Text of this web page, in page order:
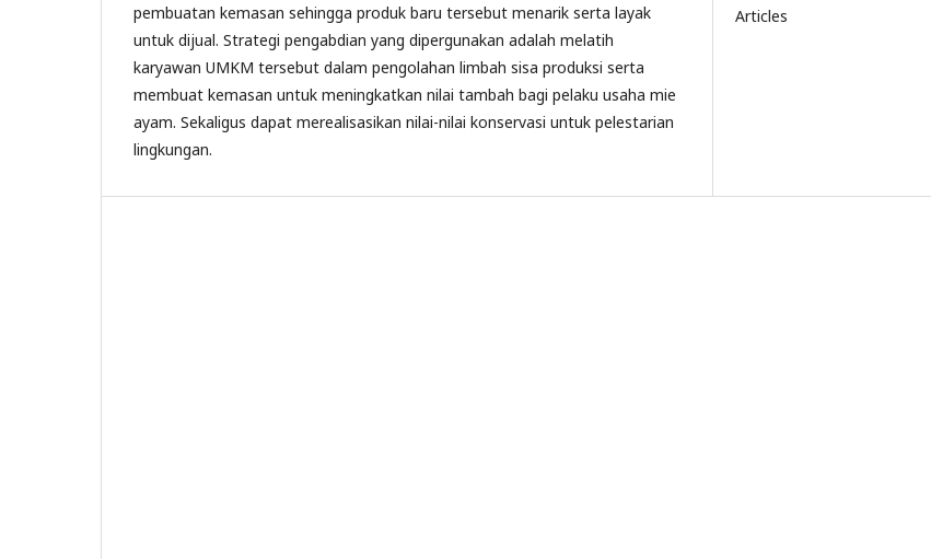
pembuatan kemasan sehingga produk baru tersebut menarik serta layak
untuk dijual. Strategi pengabdian yang dipergunakan adalah melatih
karyawan UMKM tersebut dalam pengolahan limbah sisa produksi serta
membuat kemasan untuk meningkatkan nilai tambah bagi pelaku usaha mie
ayam. Sekaligus dapat merealisasikan nilai-nilai konservasi untuk pelestarian
lingkungan.
Articles